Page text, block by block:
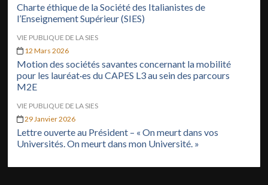
Charte éthique de la Société des Italianistes de
l’Enseignement Supérieur (SIES)
VIE PUBLIQUE DE LA SIES
12 Mars 2026
Motion des sociétés savantes concernant la mobilité
pour les lauréat·es du CAPES L3 au sein des parcours
M2E
VIE PUBLIQUE DE LA SIES
29 Janvier 2026
Lettre ouverte au Président – « On meurt dans vos
Universités. On meurt dans mon Université. »